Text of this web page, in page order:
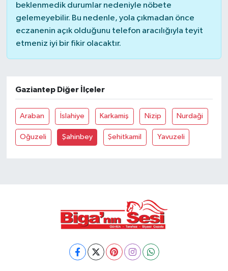
beklenmedik durumlar nedeniyle nöbete
gelemeyebilir. Bu nedenle, yola çıkmadan önce
eczanenin açık olduğunu telefon aracılığıyla teyit
etmeniz iyi bir fikir olacaktır.
Gaziantep Diğer İlçeler
Araban İslahiye Karkamiş Nizip Nurdaği
Oğuzeli Şahinbey Şehitkamil Yavuzeli